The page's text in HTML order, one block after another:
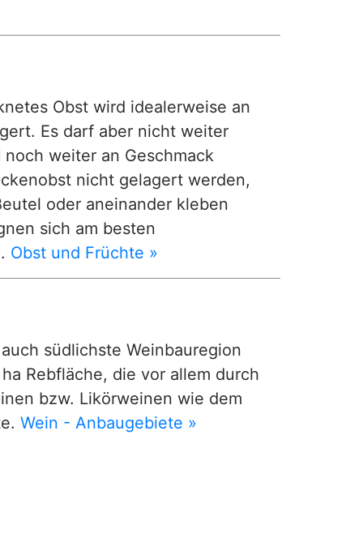
Obst wird idealerweise an
Es darf aber nicht weiter
weiter an Geschmack
nicht gelagert werden,
oder aneinander kleben
sich am besten
Obst und Früchte »
südlichste Weinbauregion
Rebfläche, die vor allem durch
bzw. Likörweinen wie dem
Wein - Anbaugebiete »